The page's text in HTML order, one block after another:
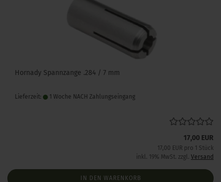
Hornady Spannzange .284 / 7 mm
Lieferzeit: 1 Woche NACH Zahlungseingang
17,00 EUR
17,00 EUR pro 1 Stück
inkl. 19% MwSt. zzgl. Versand
IN DEN WARENKORB